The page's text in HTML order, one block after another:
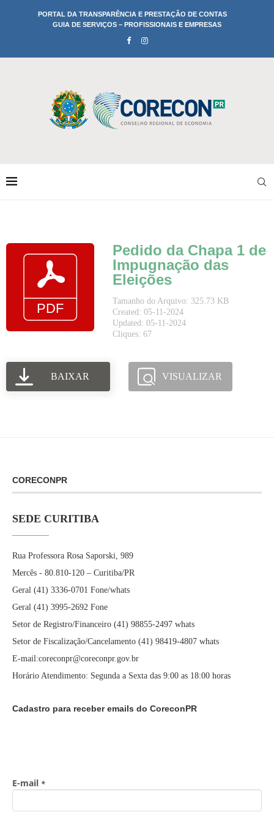
PORTAL DA TRANSPARÊNCIA E PRESTAÇÃO DE CONTAS
GUIA DE SERVIÇOS – PROFISSIONAIS E EMPRESAS
Pedido da Chapa 1 de
Impugnação das
Eleições
Tamanho do Arquivo: 325.73 KB
Created: 05-11-2024
Updated: 05-11-2024
Cliques: 67
BAIXAR VISUALIZAR
CORECONPR
SEDE CURITIBA
Rua Professora Rosa Saporski, 989
Mercês - 80.810-120 – Curitiba/PR
Geral (41) 3336-0701 Fone/whats
Geral (41) 3995-2692 Fone
Setor de Registro/Financeiro (41) 98855-2497 whats
Setor de Fiscalização/Cancelamento (41) 98419-4807 whats
E-mail:coreconpr@coreconpr.gov.br
Horário Atendimento: Segunda a Sexta das 9:00 as 18:00 horas
Cadastro para receber emails do CoreconPR